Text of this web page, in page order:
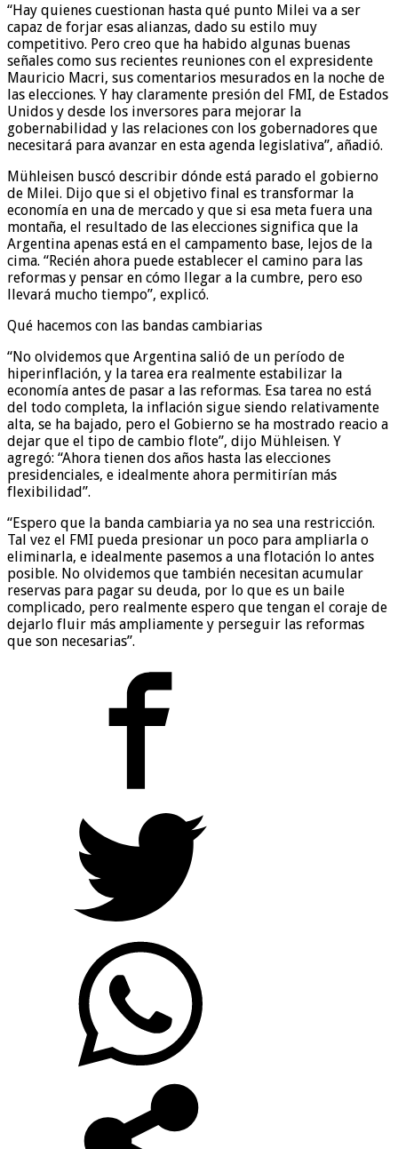
“Hay quienes cuestionan hasta qué punto Milei va a ser
capaz de forjar esas alianzas, dado su estilo muy
competitivo. Pero creo que ha habido algunas buenas
señales como sus recientes reuniones con el expresidente
Mauricio Macri, sus comentarios mesurados en la noche de
las elecciones. Y hay claramente presión del FMI, de Estados
Unidos y desde los inversores para mejorar la
gobernabilidad y las relaciones con los gobernadores que
necesitará para avanzar en esta agenda legislativa”, añadió.
Mühleisen buscó describir dónde está parado el gobierno
de Milei. Dijo que si el objetivo final es transformar la
economía en una de mercado y que si esa meta fuera una
montaña, el resultado de las elecciones significa que la
Argentina apenas está en el campamento base, lejos de la
cima. “Recién ahora puede establecer el camino para las
reformas y pensar en cómo llegar a la cumbre, pero eso
llevará mucho tiempo”, explicó.
Qué hacemos con las bandas cambiarias
“No olvidemos que Argentina salió de un período de
hiperinflación, y la tarea era realmente estabilizar la
economía antes de pasar a las reformas. Esa tarea no está
del todo completa, la inflación sigue siendo relativamente
alta, se ha bajado, pero el Gobierno se ha mostrado reacio a
dejar que el tipo de cambio flote”, dijo Mühleisen. Y
agregó: “Ahora tienen dos años hasta las elecciones
presidenciales, e idealmente ahora permitirían más
flexibilidad”.
“Espero que la banda cambiaria ya no sea una restricción.
Tal vez el FMI pueda presionar un poco para ampliarla o
eliminarla, e idealmente pasemos a una flotación lo antes
posible. No olvidemos que también necesitan acumular
reservas para pagar su deuda, por lo que es un baile
complicado, pero realmente espero que tengan el coraje de
dejarlo fluir más ampliamente y perseguir las reformas
que son necesarias”.